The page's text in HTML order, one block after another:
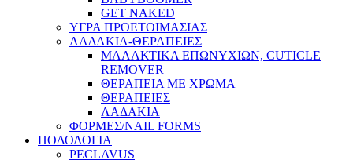
GET NAKED
ΥΓΡΑ ΠΡΟΕΤΟΙΜΑΣΙΑΣ
ΛΑΔΑΚΙΑ-ΘΕΡΑΠΕΙΕΣ
ΜΑΛΑΚΤΙΚΑ ΕΠΩΝΥΧΙΩΝ, CUTICLE
REMOVER
ΘΕΡΑΠΕΙΑ ΜΕ ΧΡΩΜΑ
ΘΕΡΑΠΕΙΕΣ
ΛΑΔΑΚΙΑ
ΦΟΡΜΕΣ/NAIL FORMS
ΠΟΔΟΛΟΓΙΑ
PECLAVUS